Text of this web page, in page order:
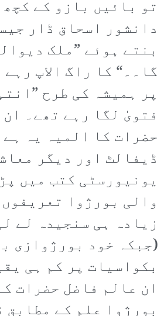
تو بائیں بازو کے
دانشور اسحاق ڈار
بنتے ہوئے ”ملک
گا۔۔“ کا راگ الاپ
پر ہمیشہ کی طرح
فتویٰ لگا رہے تھے۔
حضرات کا المیہ یہ ہے
ڈیفالٹ اور دیگر
یونیورسٹی کتب میں
والی بورژوا
زیادہ ہی سنجیدہ لے
(جبکہ خود بورژوازی
بکواسیات پر کم ہی
ان عالم فاضل حضرات